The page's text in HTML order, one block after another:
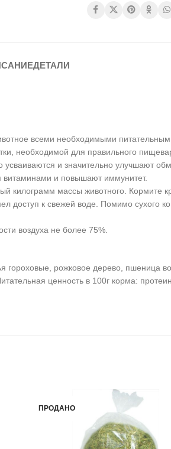
ДЕТАЛИ
всеми необходимыми
необходимой для правильного
и значительно улучшают
и повышают иммунитет.
килограмм массы животного. Кормите
доступ к свежей воде. Помимо сухого
воздуха не более 75%.
гороховые, рожковое дерево, пшеница
ценность в 100г корма:
ПРОДАНО